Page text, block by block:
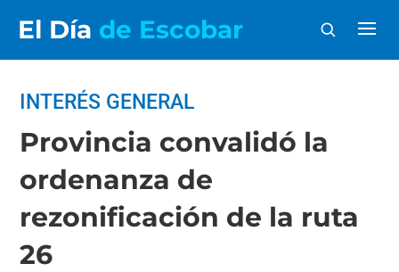
El Día de Escobar
INTERÉS GENERAL
Provincia convalidó la
ordenanza de
rezonificación de la ruta
26